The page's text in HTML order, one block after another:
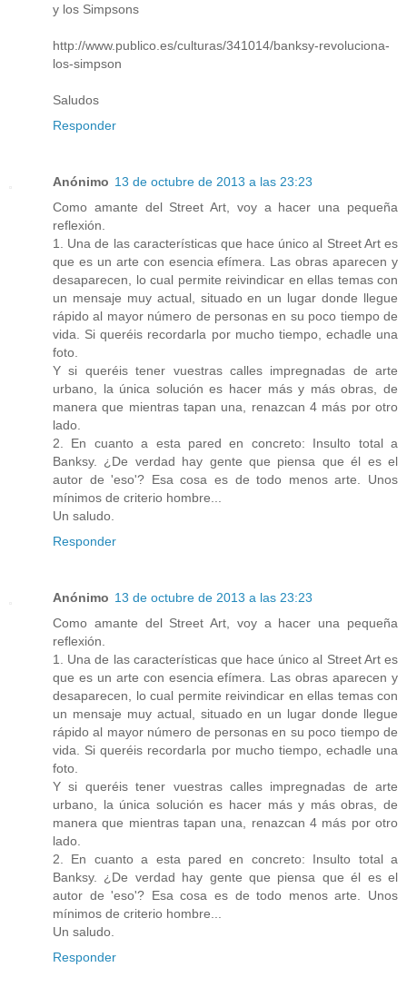
y los Simpsons
http://www.publico.es/culturas/341014/banksy-revoluciona-
los-simpson
Saludos
Responder
Anónimo 13 de octubre de 2013 a las 23:23
Como amante del Street Art, voy a hacer una pequeña
reflexión.
1. Una de las características que hace único al Street Art es
que es un arte con esencia efímera. Las obras aparecen y
desaparecen, lo cual permite reivindicar en ellas temas con
un mensaje muy actual, situado en un lugar donde llegue
rápido al mayor número de personas en su poco tiempo de
vida. Si queréis recordarla por mucho tiempo, echadle una
foto.
Y si queréis tener vuestras calles impregnadas de arte
urbano, la única solución es hacer más y más obras, de
manera que mientras tapan una, renazcan 4 más por otro
lado.
2. En cuanto a esta pared en concreto: Insulto total a
Banksy. ¿De verdad hay gente que piensa que él es el
autor de 'eso'? Esa cosa es de todo menos arte. Unos
mínimos de criterio hombre...
Un saludo.
Responder
Anónimo 13 de octubre de 2013 a las 23:23
Como amante del Street Art, voy a hacer una pequeña
reflexión.
1. Una de las características que hace único al Street Art es
que es un arte con esencia efímera. Las obras aparecen y
desaparecen, lo cual permite reivindicar en ellas temas con
un mensaje muy actual, situado en un lugar donde llegue
rápido al mayor número de personas en su poco tiempo de
vida. Si queréis recordarla por mucho tiempo, echadle una
foto.
Y si queréis tener vuestras calles impregnadas de arte
urbano, la única solución es hacer más y más obras, de
manera que mientras tapan una, renazcan 4 más por otro
lado.
2. En cuanto a esta pared en concreto: Insulto total a
Banksy. ¿De verdad hay gente que piensa que él es el
autor de 'eso'? Esa cosa es de todo menos arte. Unos
mínimos de criterio hombre...
Un saludo.
Responder